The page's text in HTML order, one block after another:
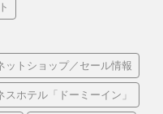
ットショップ／セール情報
スホテル「ドーミーイン」